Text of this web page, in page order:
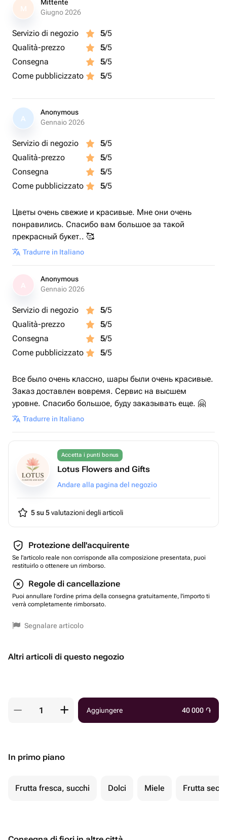
M
Mittente
Giugno 2026
Servizio di negozio 5/5
Qualità-prezzo
5/5
Consegna
5/5
Come pubblicizzato
5/5
A
Anonymous
Gennaio 2026
Servizio di negozio 5/5
Qualità-prezzo
5/5
Consegna
5/5
Come pubblicizzato
5/5
Цветы очень свежие и красивые. Мне они очень
понравились. Спасибо вам большое за такой
прекрасный букет.. 🥰
Tradurre in Italiano
Anonymous
Gennaio 2026
Servizio di negozio 5/5
Qualità-prezzo
5/5
Consegna
5/5
Come pubblicizzato
5/5
Все было очень классно, шары были очень красивые.
Заказ доставлен вовремя. Сервис на высшем
уровне. Спасибо большое, буду заказывать еще. 🤗
Tradurre in Italiano
Accetta i punti bonus
Lotus Flowers and Gifts
Andare alla pagina del negozio
5 su 5valutazioni degli articoli
Protezione dell'acquirente
Se l'articolo reale non corrisponde alla composizione presentata, puoi
restituirlo o ottenere un rimborso.
Regole di cancellazione
Puoi annullare l'ordine prima della consegna gratuitamente, l'importo ti
verrà completamente rimborsato.
Segnalare articolo
Altri articoli di questo negozio
Aggiungere 40 000 ֏
In primo piano
Frutta fresca, succhi Dolci Miele Frutta